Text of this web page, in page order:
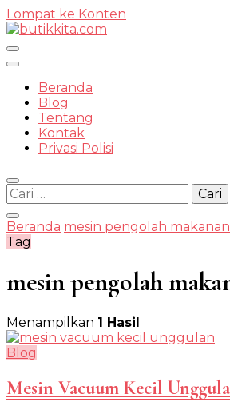
Lompat ke Konten
Beranda
Blog
Tentang
Kontak
Privasi Polisi
Cari
untuk:
Beranda mesin pengolah makanan
Tag
mesin pengolah
Menampilkan 1 Hasil
Blog
Mesin Vacuum Kecil